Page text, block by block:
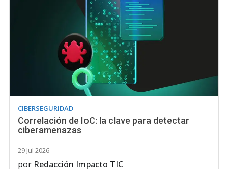
CIBERSEGURIDAD
Correlación de IoC: la clave para detectar
ciberamenazas
29 Jul 2026
por Redacción Impacto TIC